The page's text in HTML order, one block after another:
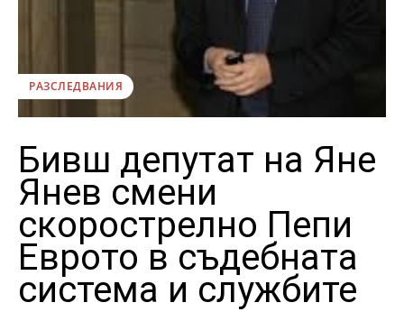
РАЗСЛЕДВАНИЯ
Бивш депутат на Яне
Янев смени
скорострелно Пепи
Еврото в съдебната
система и службите